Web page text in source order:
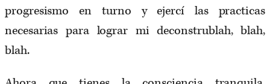
progresismo en turno y ejercí las practicas
necesarias para lograr mi deconstrublah, blah,
blah.